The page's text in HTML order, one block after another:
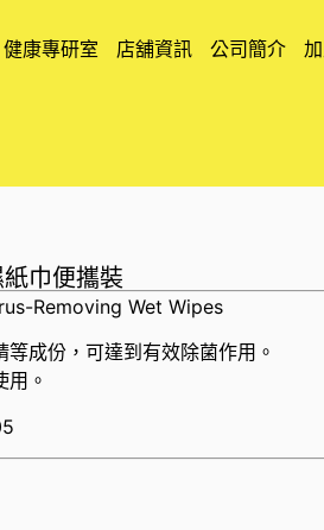
健康專研室 店舖資訊 公司簡介
巾便攜裝
Removing Wet Wipes
成份，可達到有效除菌作用。
用。